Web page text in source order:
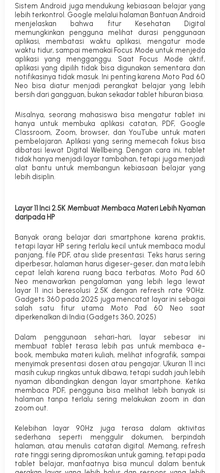
Sistem Android juga mendukung kebiasaan belajar yang
lebih terkontrol. Google melalui halaman Bantuan Android
menjelaskan bahwa fitur Kesehatan Digital
memungkinkan pengguna melihat durasi penggunaan
aplikasi, membatasi waktu aplikasi, mengatur mode
waktu tidur, sampai memakai Focus Mode untuk menjeda
aplikasi yang mengganggu. Saat Focus Mode aktif,
aplikasi yang dipilih tidak bisa digunakan sementara dan
notifikasinya tidak masuk. Ini penting karena Moto Pad 60
Neo bisa diatur menjadi perangkat belajar yang lebih
bersih dari gangguan, bukan sekadar tablet hiburan biasa.
Misalnya, seorang mahasiswa bisa mengatur tablet ini
hanya untuk membuka aplikasi catatan, PDF, Google
Classroom, Zoom, browser, dan YouTube untuk materi
pembelajaran. Aplikasi yang sering memecah fokus bisa
dibatasi lewat Digital Wellbeing. Dengan cara ini, tablet
tidak hanya menjadi layar tambahan, tetapi juga menjadi
alat bantu untuk membangun kebiasaan belajar yang
lebih disiplin.
Layar 11 Inci 2.5K Membuat Membaca Materi Lebih Nyaman
daripada HP
Banyak orang belajar dari smartphone karena praktis,
tetapi layar HP sering terlalu kecil untuk membaca modul
panjang, file PDF, atau slide presentasi. Teks harus sering
diperbesar, halaman harus digeser-geser, dan mata lebih
cepat lelah karena ruang baca terbatas. Moto Pad 60
Neo menawarkan pengalaman yang lebih lega lewat
layar 11 inci beresolusi 2.5K dengan refresh rate 90Hz.
Gadgets 360 pada 2025 juga mencatat layar ini sebagai
salah satu fitur utama Moto Pad 60 Neo saat
diperkenalkan di India (Gadgets 360, 2025)
Dalam penggunaan sehari-hari, layar sebesar ini
membuat tablet terasa lebih pas untuk membaca e-
book, membuka materi kuliah, melihat infografik, sampai
menyimak presentasi dosen atau pengajar. Ukuran 11 inci
masih cukup ringkas untuk dibawa, tetapi sudah jauh lebih
nyaman dibandingkan dengan layar smartphone. Ketika
membaca PDF, pengguna bisa melihat lebih banyak isi
halaman tanpa terlalu sering melakukan zoom in dan
zoom out.
Kelebihan layar 90Hz juga terasa dalam aktivitas
sederhana seperti menggulir dokumen, berpindah
halaman, atau menulis catatan digital. Memang, refresh
rate tinggi sering dipromosikan untuk gaming, tetapi pada
tablet belajar, manfaatnya bisa muncul dalam bentuk